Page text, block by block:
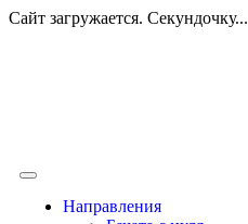
Сайт загружается. Секундочку...
Направления